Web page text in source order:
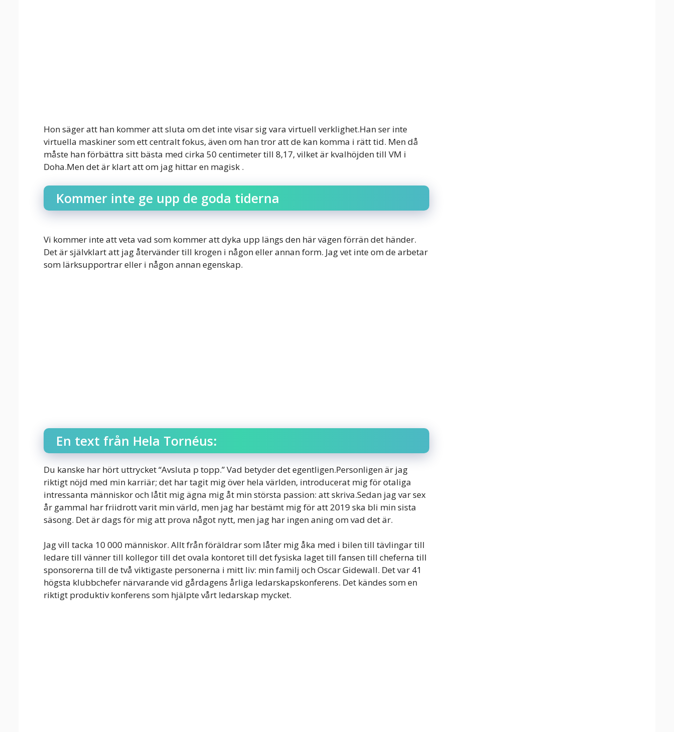
Hon säger att han kommer att sluta om det inte visar sig vara virtuell verklighet.Han ser inte
virtuella maskiner som ett centralt fokus, även om han tror att de kan komma i rätt tid. Men då
måste han förbättra sitt bästa med cirka 50 centimeter till 8,17, vilket är kvalhöjden till VM i
Doha.Men det är klart att om jag hittar en magisk .
Kommer inte ge upp de goda tiderna
Vi kommer inte att veta vad som kommer att dyka upp längs den här vägen förrän det händer.
Det är självklart att jag återvänder till krogen i någon eller annan form. Jag vet inte om de arbetar
som lärksupportrar eller i någon annan egenskap.
En text från Hela Tornéus:
Du kanske har hört uttrycket “Avsluta p topp.” Vad betyder det egentligen.Personligen är jag
riktigt nöjd med min karriär; det har tagit mig över hela världen, introducerat mig för otaliga
intressanta människor och låtit mig ägna mig åt min största passion: att skriva.Sedan jag var sex
år gammal har friidrott varit min värld, men jag har bestämt mig för att 2019 ska bli min sista
säsong. Det är dags för mig att prova något nytt, men jag har ingen aning om vad det är.
Jag vill tacka 10 000 människor. Allt från föräldrar som låter mig åka med i bilen till tävlingar till
ledare till vänner till kollegor till det ovala kontoret till det fysiska laget till fansen till cheferna till
sponsorerna till de två viktigaste personerna i mitt liv: min familj och Oscar Gidewall. Det var 41
högsta klubbchefer närvarande vid gårdagens årliga ledarskapskonferens. Det kändes som en
riktigt produktiv konferens som hjälpte vårt ledarskap mycket.